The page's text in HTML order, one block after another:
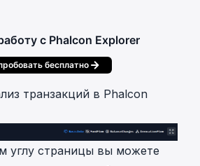
с Phalcon Explorer
бесплатно
транзакций в Phalcon
углу страницы вы можете